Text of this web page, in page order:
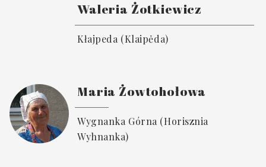
Waleria Żotkiewicz
Kłajpeda (Klaipėda)
Maria Żowtohołowa
Wygnanka Górna (Horisznia
Wyhnanka)